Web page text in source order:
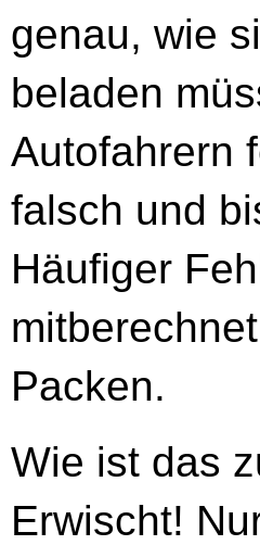
genau, wie
beladen
Autofahrern
falsch und
Häufiger
Packen.
Wie ist das
Erwischt!